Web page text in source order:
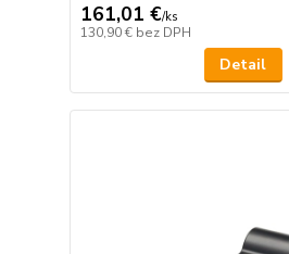
161,01 €/ks
130,90 € bez DPH
Detail